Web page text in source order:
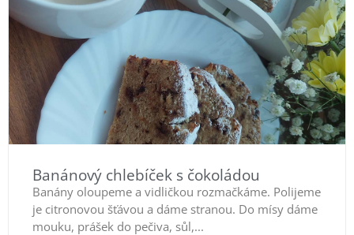
Banánový chlebíček s čokoládou
Banány oloupeme a vidličkou rozmačkáme. Polijeme
je citronovou šťávou a dáme stranou. Do mísy dáme
mouku, prášek do pečiva, sůl,...